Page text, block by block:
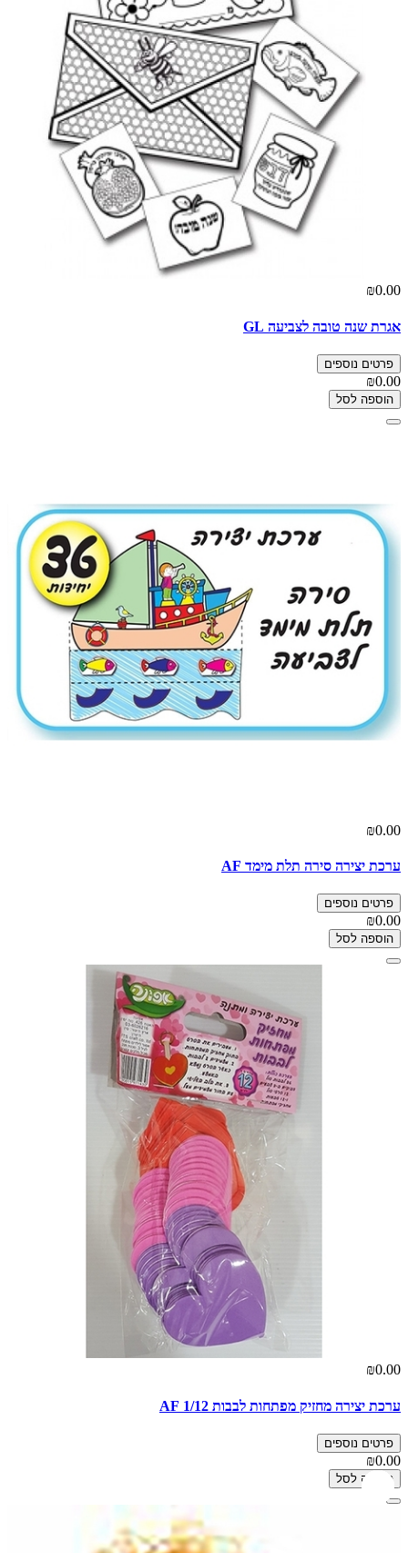
₪0.00
אגרת שנה טובה לצביעה GL
פרטים נוספים
₪0.00
הוספה לסל
₪0.00
ערכת יצירה סירה תלת מימד AF
פרטים נוספים
₪0.00
הוספה לסל
₪0.00
ערכת יצירה מחזיק מפתחות לבבות 1/12 AF
פרטים נוספים
₪0.00
הוספה לסל